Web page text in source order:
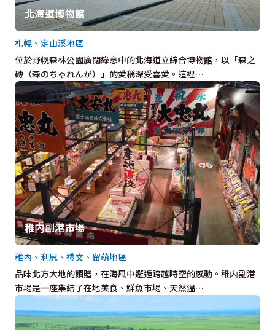
北海道博物館
位於野幌森林公園廣闊綠意中的北海道立綜合博物館，以「森之
磚（森のちゃれんが）」的愛稱深受喜愛。這裡…
札幌、定山溪地區
稚内副港市場
品味北方大地的饋贈，在海風中邂逅跨越時空的感動。稚内副港
市場是一座集結了在地美食、鮮魚市場、天然溫…
稚內、利尻、禮文、留萌地區